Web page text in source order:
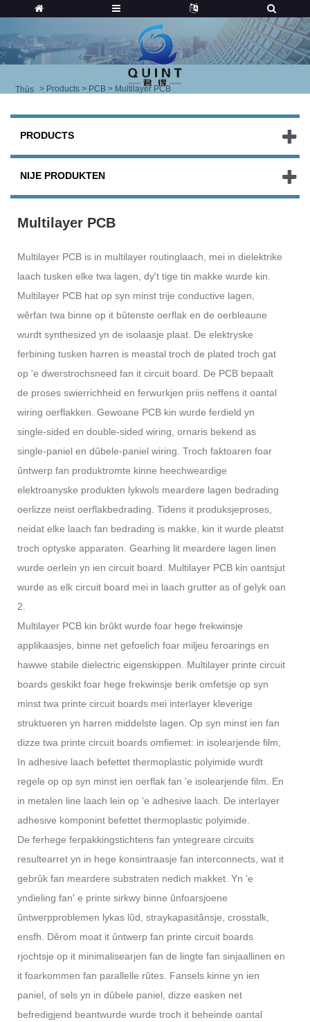
Thús > Products > PCB > Multilayer PCB
PRODUCTS
NIJE PRODUKTEN
Multilayer PCB
Multilayer PCB is in multilayer routinglaach, mei in dielektrike
laach tusken elke twa lagen, dy't tige tin makke wurde kin.
Multilayer PCB hat op syn minst trije conductive lagen,
wêrfan twa binne op it bûtenste oerflak en de oerbleaune
wurdt synthesized yn de isolaasje plaat. De elektryske
ferbining tusken harren is meastal troch de plated troch gat
op 'e dwerstrochsneed fan it circuit board. De PCB bepaalt
de proses swierrichheid en ferwurkjen priis neffens it oantal
wiring oerflakken. Gewoane PCB kin wurde ferdield yn
single-sided en double-sided wiring, ornaris bekend as
single-paniel en dûbele-paniel wiring. Troch faktoaren foar
ûntwerp fan produktromte kinne heechweardige
elektroanyske produkten lykwols meardere lagen bedrading
oerlizze neist oerflakbedrading. Tidens it produksjeproses,
neidat elke laach fan bedrading is makke, kin it wurde pleatst
troch optyske apparaten. Gearhing lit meardere lagen linen
wurde oerlein yn ien circuit board. Multilayer PCB kin oantsjut
wurde as elk circuit board mei in laach grutter as of gelyk oan
2.
Multilayer PCB kin brûkt wurde foar hege frekwinsje
applikaasjes, binne net gefoelich foar miljeu feroarings en
hawwe stabile dielectric eigenskippen. Multilayer printe circuit
boards geskikt foar hege frekwinsje berik omfetsje op syn
minst twa printe circuit boards mei interlayer kleverige
struktueren yn harren middelste lagen. Op syn minst ien fan
dizze twa printe circuit boards omfiemet: in isolearjende film,
In adhesive laach befettet thermoplastic polyimide wurdt
regele op op syn minst ien oerflak fan 'e isolearjende film. En
in metalen line laach lein op 'e adhesive laach. De interlayer
adhesive komponint befettet thermoplastic polyimide.
De ferhege ferpakkingstichtens fan yntegreare circuits
resultearret yn in hege konsintraasje fan interconnects, wat it
gebrûk fan meardere substraten nedich makket. Yn 'e
yndieling fan' e printe sirkwy binne ûnfoarsjoene
ûntwerpproblemen lykas lûd, straykapasitânsje, crosstalk,
ensfh. Dêrom moat it ûntwerp fan printe circuit boards
rjochtsje op it minimalisearjen fan de lingte fan sinjaallinen en
it foarkommen fan parallelle rûtes. Fansels kinne yn ien
paniel, of sels yn in dûbele paniel, dizze easken net
befredigjend beantwurde wurde troch it beheinde oantal